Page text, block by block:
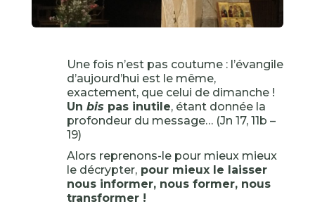
Une fois n’est pas coutume : l’évangile
d’aujourd’hui est le même,
exactement, que celui de dimanche !
Un bis pas inutile, étant donnée la
profondeur du message… (Jn 17, 11b –
19)
Alors reprenons-le pour mieux mieux
le décrypter,pour mieux le laisser
nous informer, nous former, nous
transformer !